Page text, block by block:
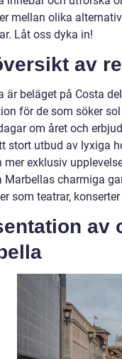
mellan olika
Låt oss dyka in!
av
är beläget på Costa
för de som söker
om året och
stort utbud av lyxiga
mer exklusiv
Marbellas charmiga
som teatrar,
av